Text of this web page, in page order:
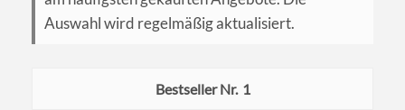
Auswahl wird regelmäßig aktualisiert.
1